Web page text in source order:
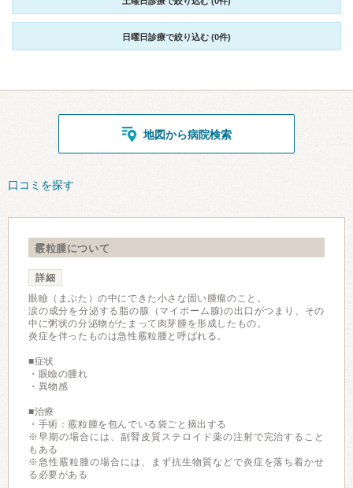
日曜日診療で絞り込む (0件)
地図から病院検索
口コミを探す
霰粒腫について
詳細
眼瞼（まぶた）の中にできた小さな固い腫瘤のこと。
涙の成分を分泌する脂の腺（マイボーム腺)の出口がつまり、その
中に粥状の分泌物がたまって肉芽腫を形成したもの。
炎症を伴ったものは急性霰粒腫と呼ばれる。
■症状
・眼瞼の腫れ
・異物感
■治療
・手術：霰粒腫を包んでいる袋ごと摘出する
※早期の場合には、副腎皮質ステロイド薬の注射で完治すること
もある
※急性霰粒腫の場合には、まず抗生物質などで炎症を落ち着かせ
る必要がある